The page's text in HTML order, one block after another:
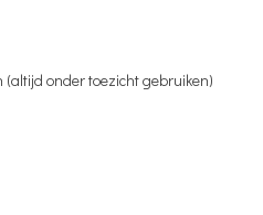
(altijd onder toezicht gebruiken)